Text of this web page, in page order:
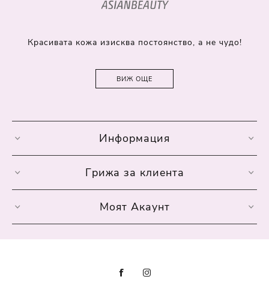
Красивата кожа изисква постоянство, а не чудо!
ВИЖ ОЩЕ
Информация
Грижа за клиента
Моят Акаунт